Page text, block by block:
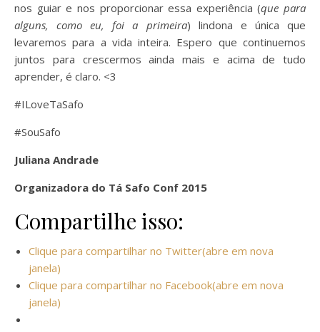
nos guiar e nos proporcionar essa experiência (que para
alguns, como eu, foi a primeira) lindona e única que
levaremos para a vida inteira. Espero que continuemos
juntos para crescermos ainda mais e acima de tudo
aprender, é claro. <3
#ILoveTaSafo
#SouSafo
Juliana Andrade
Organizadora do Tá Safo Conf 2015
Compartilhe isso:
Clique para compartilhar no Twitter(abre em nova
janela)
Clique para compartilhar no Facebook(abre em nova
janela)